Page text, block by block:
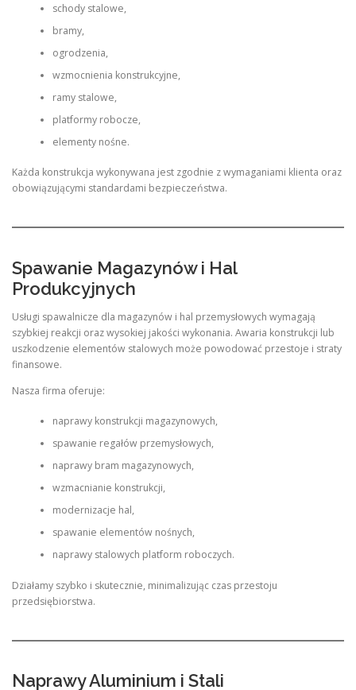
schody stalowe,
bramy,
ogrodzenia,
wzmocnienia konstrukcyjne,
ramy stalowe,
platformy robocze,
elementy nośne.
Każda konstrukcja wykonywana jest zgodnie z wymaganiami klienta oraz
obowiązującymi standardami bezpieczeństwa.
Spawanie Magazynów i Hal
Produkcyjnych
Usługi spawalnicze dla magazynów i hal przemysłowych wymagają
szybkiej reakcji oraz wysokiej jakości wykonania. Awaria konstrukcji lub
uszkodzenie elementów stalowych może powodować przestoje i straty
finansowe.
Nasza firma oferuje:
naprawy konstrukcji magazynowych,
spawanie regałów przemysłowych,
naprawy bram magazynowych,
wzmacnianie konstrukcji,
modernizacje hal,
spawanie elementów nośnych,
naprawy stalowych platform roboczych.
Działamy szybko i skutecznie, minimalizując czas przestoju
przedsiębiorstwa.
Naprawy Aluminium i Stali